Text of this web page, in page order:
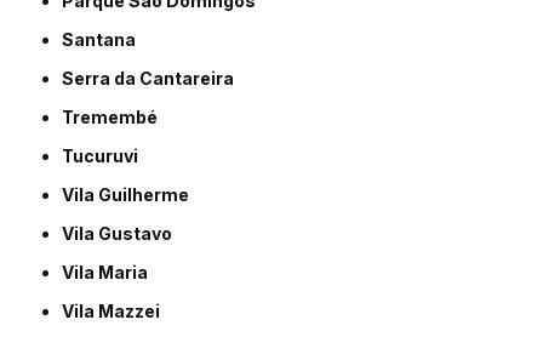
Santana
Serra da Cantareira
Tremembé
Tucuruvi
Vila Guilherme
Vila Gustavo
Vila Maria
Vila Mazzei